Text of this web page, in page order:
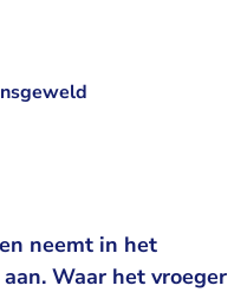
neemt in het
Waar het vroeger